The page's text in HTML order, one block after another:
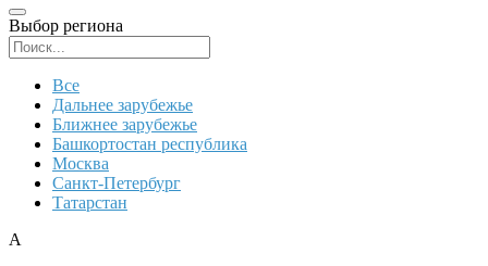
Выбор региона
Все
Дальнее зарубежье
Ближнее зарубежье
Башкортостан республика
Москва
Санкт-Петербург
Татарстан
А